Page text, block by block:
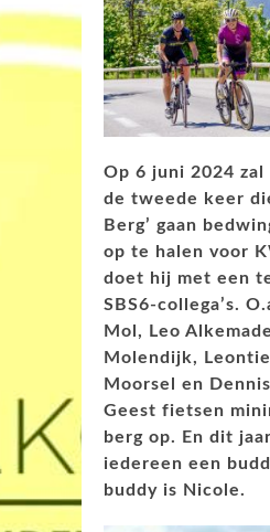
Op 6 juni 2024 zal
de tweede keer
Berg’ gaan
op te halen voor
doet hij met een
SBS6-collega’s.
Mol, Leo
Molendijk,
Moorsel en
Geest fietsen
berg op. En dit
iedereen een
buddy is Nicole.